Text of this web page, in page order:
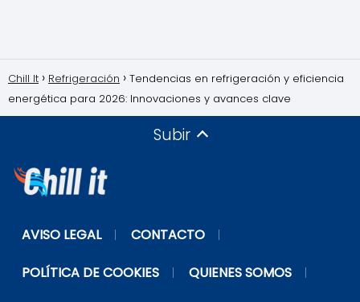
Chill It Refrigeración
Tendencias en refrigeración y eficiencia
energética para 2026: Innovaciones y avances clave
Subir
AVISO LEGAL CONTACTO
POLÍTICA DE COOKIES QUIENES SOMOS